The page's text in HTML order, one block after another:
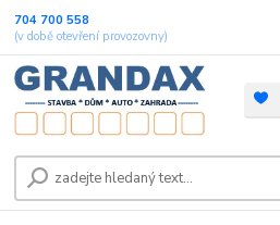
704 700 558
(v době otevření provozovny)